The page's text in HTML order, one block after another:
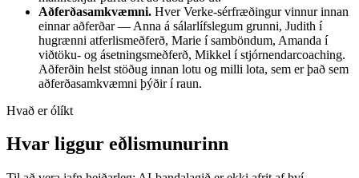
Aðferðasamkvæmni. Hver Verke-sérfræðingur vinnur innan
einnar aðferðar — Anna á sálarlífslegum grunni, Judith í
hugrænni atferlismeðferð, Marie í samböndum, Amanda í
viðtöku- og ásetningsmeðferð, Mikkel í stjórnendarcoaching.
Aðferðin helst stöðug innan lotu og milli lota, sem er það sem
aðferðasamkvæmni þýðir í raun.
Hvað er ólíkt
Hvar liggur eðlismunurinn